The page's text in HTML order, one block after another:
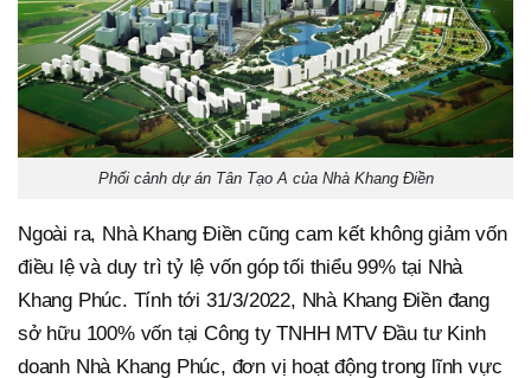
Phối cảnh dự án Tân Tạo A của Nhà Khang Điền
Ngoài ra, Nhà Khang Điền cũng cam kết không giảm vốn
điều lệ và duy trì tỷ lệ vốn góp tối thiểu 99% tại Nhà
Khang Phúc. Tính tới 31/3/2022, Nhà Khang Điền đang
sở hữu 100% vốn tại Công ty TNHH MTV Đầu tư Kinh
doanh Nhà Khang Phúc, đơn vị hoạt động trong lĩnh vực